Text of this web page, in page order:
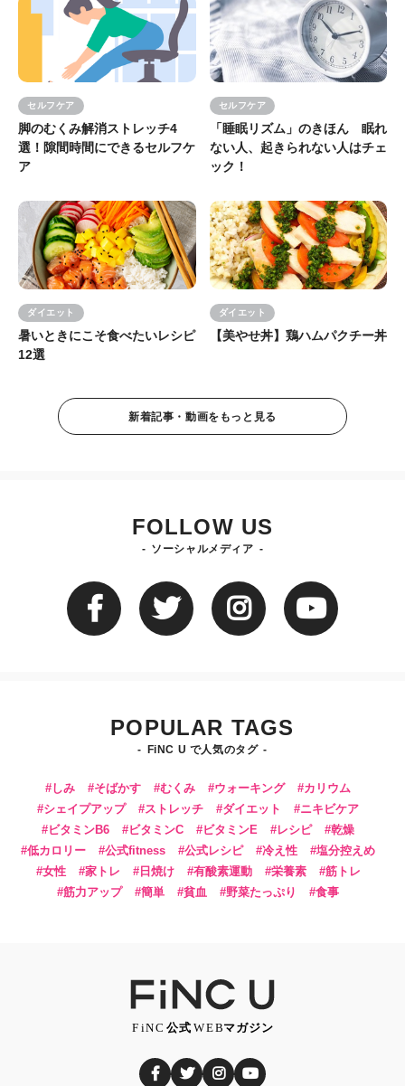
セルフケア
脚のむくみ解消ストレッチ4
選！隙間時間にできるセルフケ
ア
セルフケア
「睡眠リズム」のきほん 眠れ
ない人、起きられない人はチェ
ック！
ダイエット
暑いときにこそ食べたいレシピ
12選
ダイエット
【美やせ丼】鶏ハムパクチー丼
新着記事・動画をもっと見る
FOLLOW US
ソーシャルメディア
POPULAR TAGS
FiNC U で人気のタグ
しみ そばかす むくみ ウォーキング
カリウム
シェイプアップ
ストレッチ ダイエット
ニキビケア
ビタミンB6
ビタミンC ビタミンE レシピ
乾燥
低カロリー
公式fitness 公式レシピ 冷え性
塩分控えめ
女性
家トレ 日焼け 有酸素運動 栄養素
筋トレ
筋力アップ
簡単 貧血 野菜たっぷり 食事